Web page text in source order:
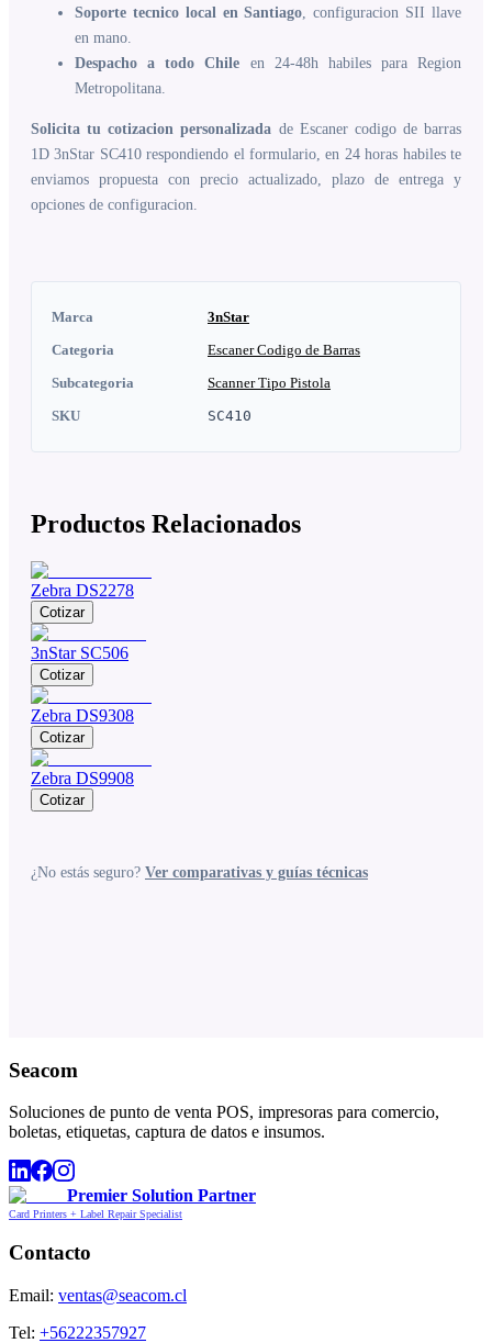
Soporte tecnico local en Santiago, configuracion SII llave
en mano.
Despacho a todo Chile en 24-48h habiles para Region
Metropolitana.
Solicita tu cotizacion personalizada de Escaner codigo de barras
1D 3nStar SC410 respondiendo el formulario, en 24 horas habiles te
enviamos propuesta con precio actualizado, plazo de entrega y
opciones de configuracion.
Marca
3nStar
Categoria
Escaner Codigo de Barras
Subcategoria
Scanner Tipo Pistola
SKU
SC410
Productos Relacionados
Zebra DS2278
Cotizar
3nStar SC506
Cotizar
Zebra DS9308
Cotizar
Zebra DS9908
Cotizar
¿No estás seguro? Ver comparativas y guías técnicas
Seacom
Soluciones de punto de venta POS, impresoras para comercio,
boletas, etiquetas, captura de datos e insumos.
Premier Solution Partner
Card Printers + Label Repair Specialist
Contacto
Email: ventas@seacom.cl
Tel: +56222357927